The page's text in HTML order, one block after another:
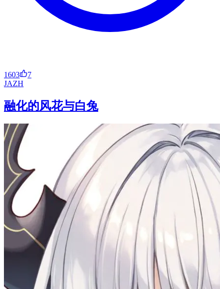
1603
7
JAZH
融化的风花与白兔